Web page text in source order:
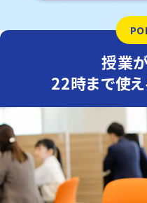
授業
22時まで使